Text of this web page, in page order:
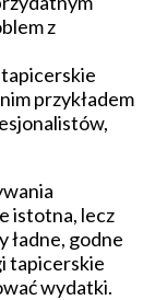
z
przykładem
istotna, lecz
ładne, godne
tapicerskie
wydatki.